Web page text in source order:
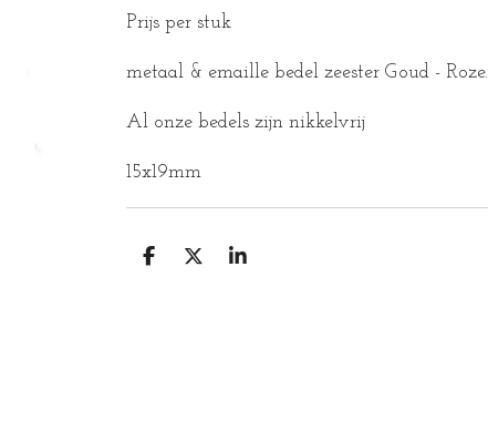
Prijs per stuk
metaal & emaille bedel zeester Goud - Roze.
Al onze bedels zijn nikkelvrij
15x19mm
D
D
S